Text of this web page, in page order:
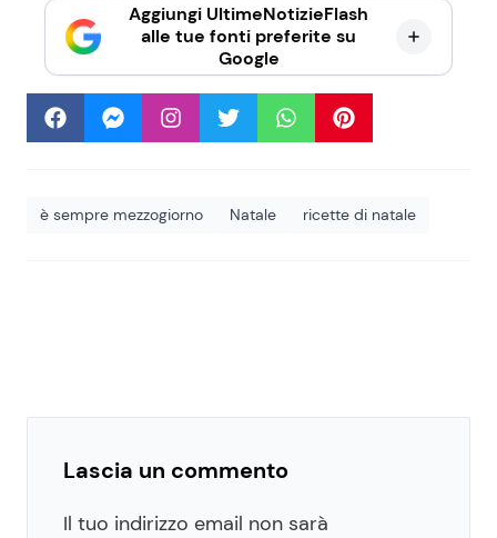
Aggiungi UltimeNotizieFlash
alle tue fonti preferite su
Google
è sempre mezzogiorno Natale ricette di natale
Lascia un commento
Il tuo indirizzo email non sarà